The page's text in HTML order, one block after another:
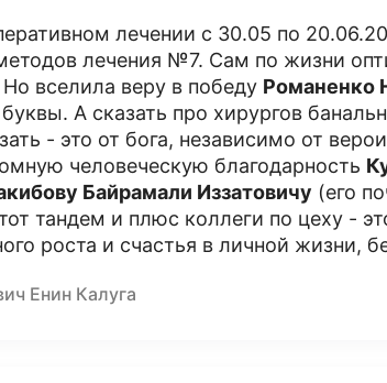
лечении с 30.05 по
лечения №7. Сам по жизни
вселила веру в победу Романенко
А сказать про хирургов
- это от бога, независимо от
человеческую благодарность
Байрамали Иззатовичу (его
тандем и плюс коллеги по цеху -
роста и счастья в личной жизни,
Енин Калуга